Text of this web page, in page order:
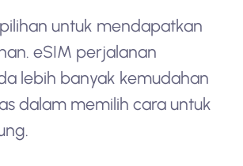
untuk mendapatkan
eSIM perjalanan
lebih banyak kemudahan
dalam memilih cara untuk